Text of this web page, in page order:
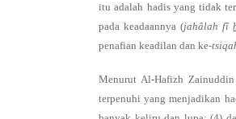
itu adalah hadis yang tidak
pada keadaannya (jahâlah fî
penafian keadilan dan ke-
Menurut Al-Hafizh
terpenuhi yang menjadikan